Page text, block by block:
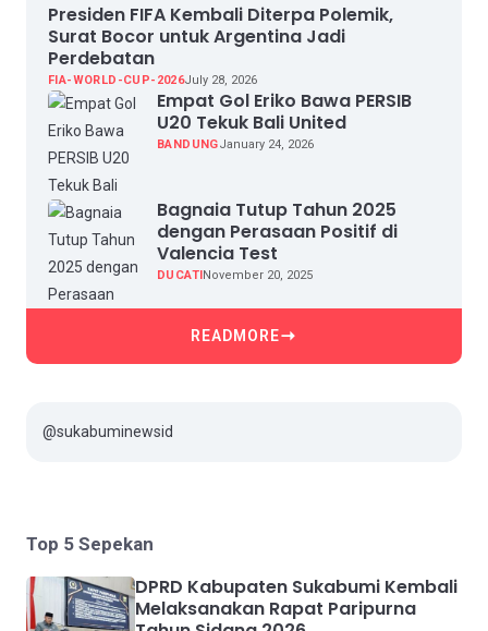
Presiden FIFA Kembali Diterpa Polemik,
Surat Bocor untuk Argentina Jadi
Perdebatan
FIA-WORLD-CUP-2026July 28, 2026
Empat Gol Eriko Bawa PERSIB
U20 Tekuk Bali United
BANDUNGJanuary 24, 2026
Bagnaia Tutup Tahun 2025
dengan Perasaan Positif di
Valencia Test
DUCATINovember 20, 2025
READMORE
@sukabuminewsid
Top 5 Sepekan
DPRD Kabupaten Sukabumi Kembali
Melaksanakan Rapat Paripurna